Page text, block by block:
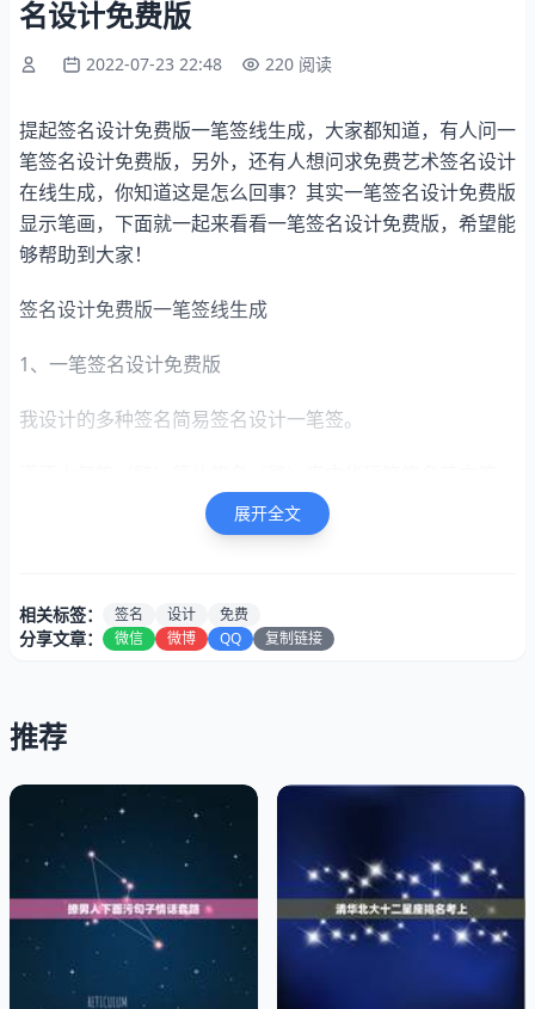
名设计免费版
2022-07-23 22:48 220 阅读
提起签名设计免费版一笔签线生成，大家都知道，有人问一
笔签名设计免费版，另外，还有人想问求免费艺术签名设计
在线生成，你知道这是怎么回事？其实一笔签名设计免费版
显示笔画，下面就一起来看看一笔签名设计免费版，希望能
够帮助到大家！
签名设计免费版一笔签线生成
1、一笔签名设计免费版
我设计的多种签名简易签名设计一笔签。
展开全文
相关标签： 签名 设计 免费
分享文章： 微信 微博 QQ 复制链接
推荐